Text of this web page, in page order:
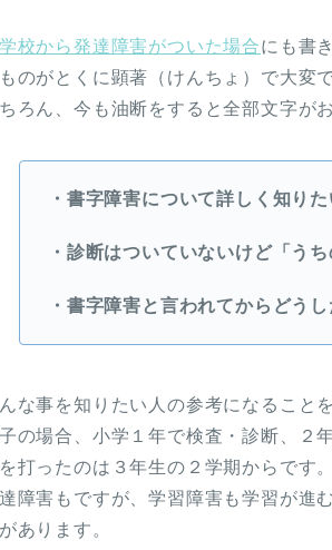
校から発達障害がついた場合にも書
のがとくに顕著（けんちょ）で大変
ろん、今も油断をすると全部文字が
・書字障害について詳しく知り
・診断はついていないけど「う
・書字障害と言われてからどう
な事を知りたい人の参考になること
の場合、小学１年で検査・診断、２
打ったのは３年生の２学期からです
障害もですが、学習障害も学習が進
あります。